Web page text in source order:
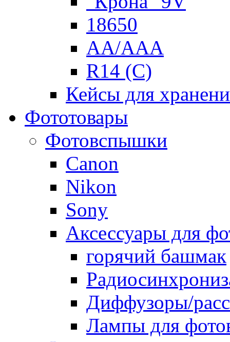
18650
AA/AAA
R14 (C)
Кейсы для
Фототовары
Фотовспышки
Canon
Nikon
Sony
Аксессуары для
горячий башмак
Диффузоры/
Лампы для